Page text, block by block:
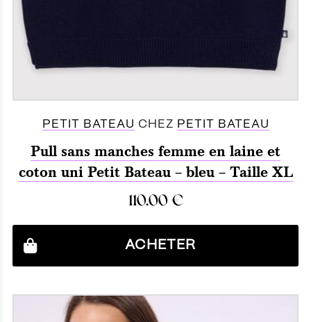
PETIT BATEAU CHEZ PETIT BATEAU
Pull sans manches femme en laine et
coton uni Petit Bateau – bleu – Taille XL
110.00 €
ACHETER